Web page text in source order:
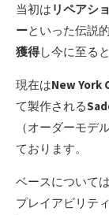
当初は リペアシ
ーといった伝説
獲得し今に至る
現在はNew York
て製作される
（オーダーモデ
ております。
ベースについて
プレイアビリテ